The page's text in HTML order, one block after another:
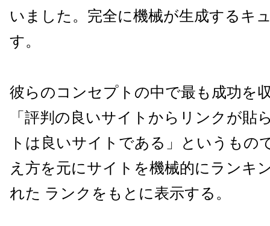
いました。完全に機械が生成するキ
す。
彼らのコンセプトの中で最も成功を
「評判の良いサイトからリンクが貼
トは良いサイトである」というもの
え方を元にサイトを機械的にランキ
れた ランクをもとに表示する。